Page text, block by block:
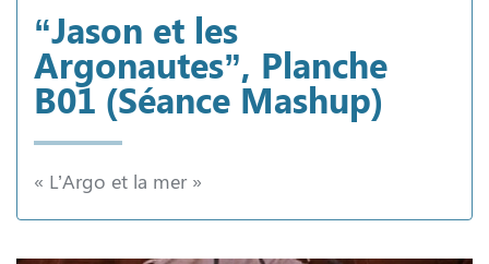
“Jason et les
Argonautes”, Planche
B01 (Séance Mashup)
« L’Argo et la mer »